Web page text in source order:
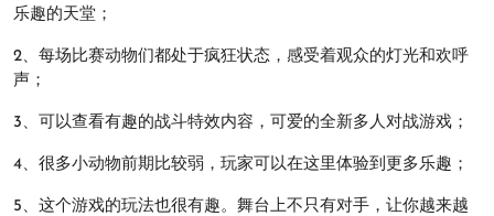
乐趣的天堂；
2、每场比赛动物们都处于疯狂状态，感受着观众的灯光和欢呼
声；
3、可以查看有趣的战斗特效内容，可爱的全新多人对战游戏；
4、很多小动物前期比较弱，玩家可以在这里体验到更多乐趣；
5、这个游戏的玩法也很有趣。舞台上不只有对手，让你越来越